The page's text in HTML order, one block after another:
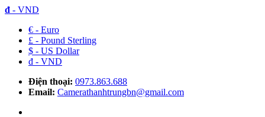
đ - VND
€ - Euro
£ - Pound Sterling
$ - US Dollar
đ - VND
Điện thoại: 0973.863.688
Email: Camerathanhtrungbn@gmail.com